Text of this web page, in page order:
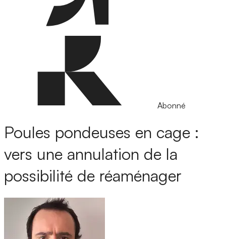
Abonné
Poules pondeuses en cage :
vers une annulation de la
possibilité de réaménager